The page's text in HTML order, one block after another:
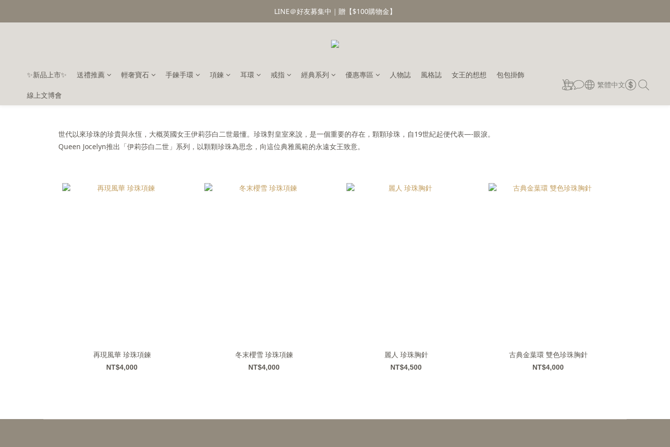
LINE＠好友募集中｜贈【$100購物金】
✨新品上市✨ 送禮推薦 輕奢寶石 手鍊手環 項鍊 耳環 戒指 經典系列 優惠專區 人物誌 風格誌 女王的想想 包包掛飾
線上文博會
繁體中文
世代以來珍珠的珍貴與永恆，大概英國女王伊莉莎白二世最懂。珍珠對皇室來說，是一個重要的存在，顆顆珍珠，自19世紀起便代表—-眼淚。
Queen Jocelyn推出「伊莉莎白二世」系列，以顆顆珍珠為思念，向這位典雅風範的永遠女王致意。
再現風華 珍珠項鍊
NT$4,000
冬末櫻雪 珍珠項鍊
NT$4,000
麗人 珍珠胸針
NT$4,500
古典金葉環 雙色珍珠胸針
NT$4,000